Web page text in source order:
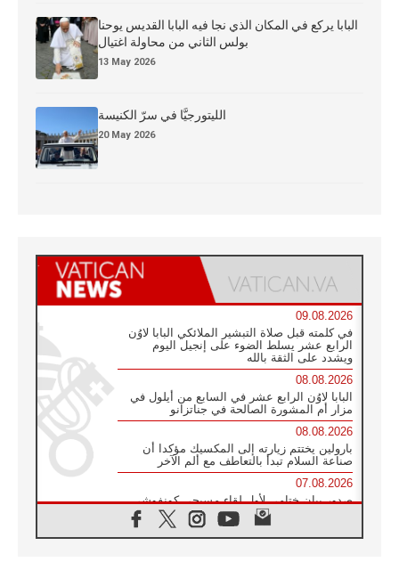
البابا يركع في المكان الذي نجا فيه البابا القديس يوحنا
بولس الثاني من محاولة اغتيال
13 May 2026
الليتورجيَّا في سرّ الكنيسة
20 May 2026
09.08.2026
في كلمته قبل صلاة التبشير الملائكي البابا لاوُن
الرابع عشر يسلط الضوء على إنجيل اليوم
ويشدد على الثقة بالله
08.08.2026
البابا لاوُن الرابع عشر في السابع من أيلول في
مزار أم المشورة الصالحة في جناتزانو
08.08.2026
بارولين يختتم زيارته إلى المكسيك مؤكدا أن
صناعة السلام تبدأ بالتعاطف مع ألم الآخر
07.08.2026
صدور بيان ختامي لأول لقاء مسيحي كونفوشي
بمشاركة الدائرة الفاتيكانية للحوار بين الأديان
07.08.2026